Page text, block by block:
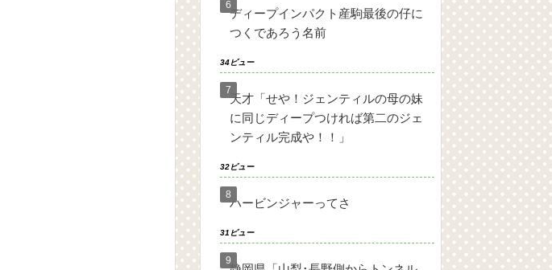
ディープインパクト産駒最後の仔に
つくであろう名前
34ビュー
天才「せや！ジェンティルの母の妹
に同じディープつければ第二のジェ
ンティル完成や！！」
32ビュー
ハービンジャーってさ
31ビュー